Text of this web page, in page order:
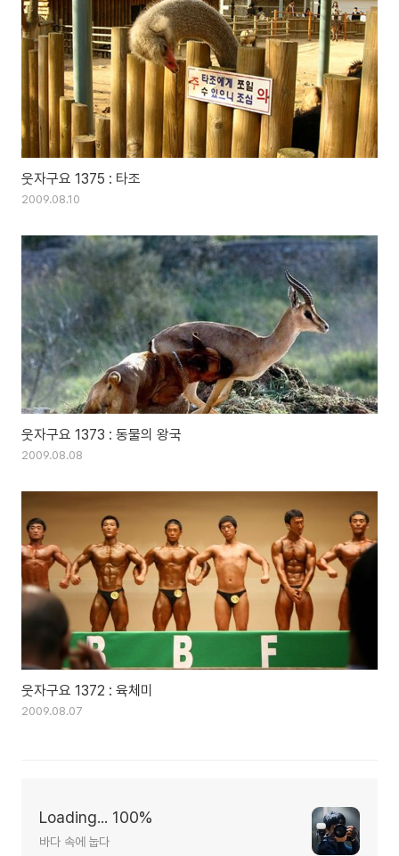
웃자구요 1375 : 타조
2009.08.10
웃자구요 1373 : 동물의 왕국
2009.08.08
웃자구요 1372 : 육체미
2009.08.07
Loading... 100%
바다 속에 눕다